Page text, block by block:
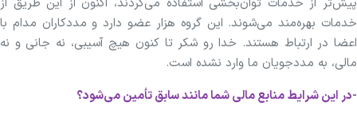
پیش‌تر از خدمات توان‌بخشی استفاده می‌کردند، اکنون از این طریق از
خدمات بهره‌مند می‌شوند. این گروه هزار عضو دارد و مددکاران مدام با
اعضا در ارتباط هستند. خدا رو شکر تا کنون هیچ آسیبی، نه جانی و نه
مالی، به مددجویان ما وارد نشده است.
-در این شرایط منابع مالی شما مانند سابق تأمین می‌شود؟